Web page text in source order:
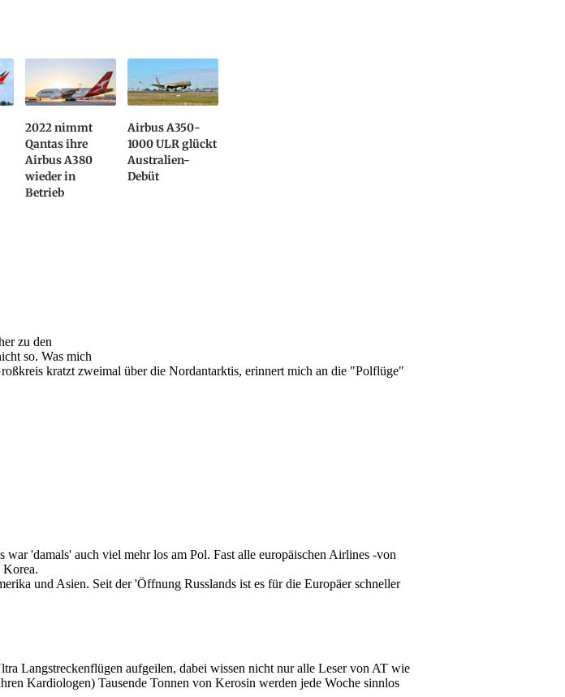
2022 nimmt
Qantas ihre
Airbus A380
wieder in
Betrieb
Airbus A350-
1000 ULR glückt
Australien-
Debüt